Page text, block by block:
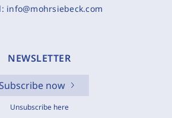
info@mohrsiebeck.com
NEWSLETTER
Subscribe now
Unsubscribe here